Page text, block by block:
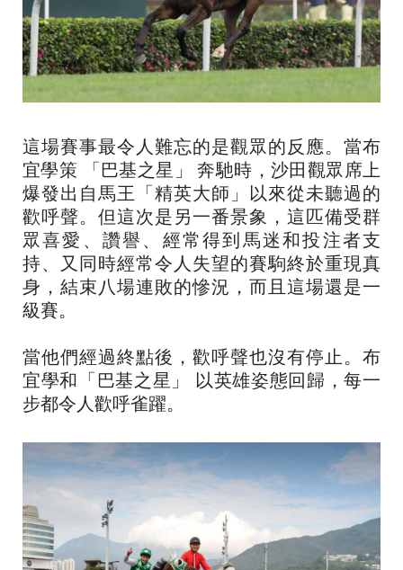
這場賽事最令人難忘的是觀眾的反應。當布
宜學策 「巴基之星」 奔馳時，沙田觀眾席上
爆發出自馬王「精英大師」以來從未聽過的
歡呼聲。但這次是另一番景象，這匹備受群
眾喜愛、讚譽、經常得到馬迷和投注者支
持、又同時經常令人失望的賽駒終於重現真
身，結束八場連敗的慘況，而且這場還是一
級賽。
當他們經過終點後，歡呼聲也沒有停止。布
宜學和「巴基之星」 以英雄姿態回歸，每一
步都令人歡呼雀躍。